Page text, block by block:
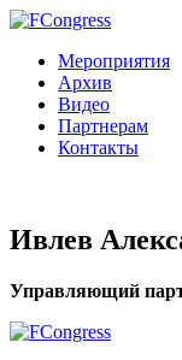
Мероприятия
Архив
Видео
Партнерам
Контакты
Ивлев
Управляющий